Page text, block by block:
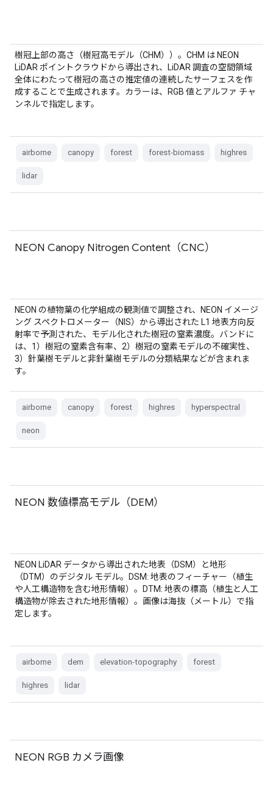
樹冠上部の高さ（樹冠高モデル（CHM））。CHM は NEON
LiDAR ポイントクラウドから導出され、LiDAR 調査の空間領域
全体にわたって樹冠の高さの推定値の連続したサーフェスを作
成することで生成されます。カラーは、RGB 値とアルファ チャ
ンネルで指定します。
airborne canopy forest forest-biomass highres
lidar
NEON Canopy Nitrogen Content（CNC）
NEON の植物葉の化学組成の観測値で調整され、NEON イメージ
ング スペクトロメーター（NIS）から導出された L1 地表方向反
射率で予測された、モデル化された樹冠の窒素濃度。バンドに
は、1）樹冠の窒素含有率、2）樹冠の窒素モデルの不確実性、
3）針葉樹モデルと非針葉樹モデルの分類結果などが含まれま
す。
airborne canopy forest highres hyperspectral
neon
NEON 数値標高モデル（DEM）
NEON LiDAR データから導出された地表（DSM）と地形
（DTM）のデジタル モデル。DSM: 地表のフィーチャー（植生
や人工構造物を含む地形情報）。DTM: 地表の標高（植生と人工
構造物が除去された地形情報）。画像は海抜（メートル）で指
定します。
airborne dem elevation-topography forest
highres lidar
NEON RGB カメラ画像